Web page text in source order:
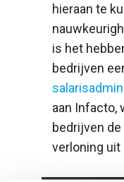
hieraan te
is het
bedrijven
aan Infacto,
bedrijven
verloning uit